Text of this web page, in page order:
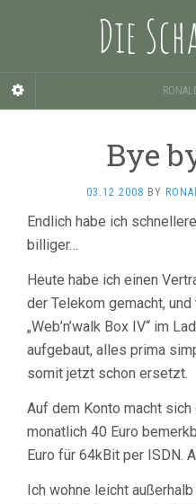
Die
Bye
03.12.2008 BY
Endlich habe ich
billiger…
Heute habe ich einen
der Telekom gemacht,
„Web’n’walk Box IV“ im
aufgebaut, alles prima
somit jetzt schon ersetzt.
Auf dem Konto macht sich
monatlich 40 Euro
Euro für 64kBit per ISDN.
Ich wohne leicht